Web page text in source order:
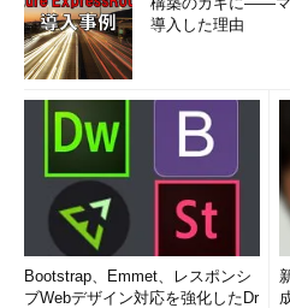
導入した理由
Bootstrap、Emmet、レスポンシ
ブWebデザイン対応を強化したDr